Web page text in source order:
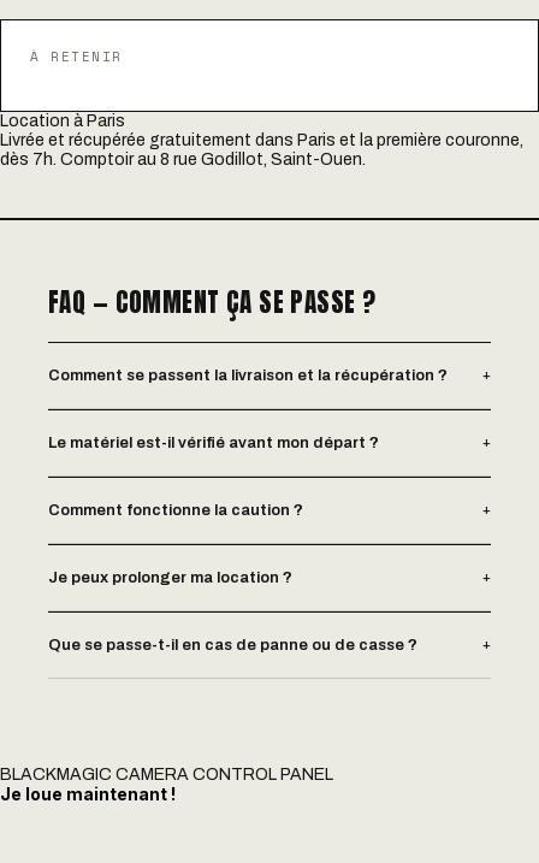
À RETENIR
Location à Paris
Livrée et récupérée gratuitement dans Paris et la première couronne,
dès 7h. Comptoir au 8 rue Godillot, Saint-Ouen.
FAQ — COMMENT ÇA SE PASSE ?
Comment se passent la livraison et la récupération ? +
Le matériel est-il vérifié avant mon départ ? +
Comment fonctionne la caution ? +
Je peux prolonger ma location ? +
Que se passe-t-il en cas de panne ou de casse ? +
BLACKMAGIC CAMERA CONTROL PANEL
Je loue maintenant !